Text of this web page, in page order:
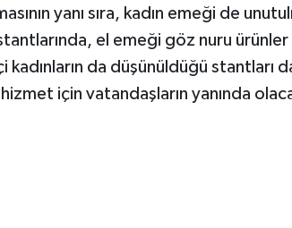
yanı sıra, kadın emeği de
el emeği göz nuru ürünler
kadınların da düşünüldüğü stantları
için vatandaşların yanında